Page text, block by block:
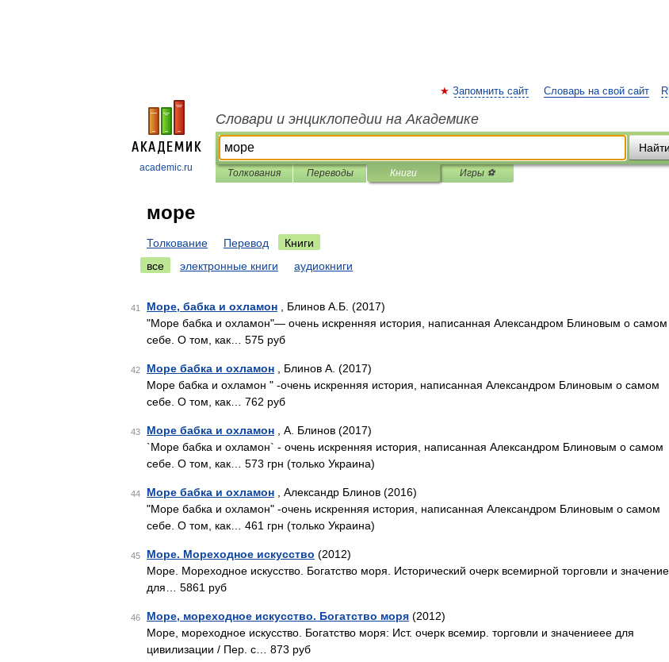
academic.ru
Запомнить сайт Словарь на свой сайт
Словари и энциклопедии на Академике
Толкования Переводы Книги Игры ⚽
море
Толкование Перевод
Книги
все
электронные книги аудиокниги
41 Море, бабка и охламон , Блинов А.Б. (2017)
"Море бабка и охламон"— очень искренняя история, написанная Александром Блиновым о самом
себе. О том, как… 575 руб
42 Море бабка и охламон , Блинов А. (2017)
Море бабка и охламон " -очень искренняя история, написанная Александром Блиновым о самом
себе. О том, как… 762 руб
43 Море бабка и охламон , А. Блинов (2017)
`Море бабка и охламон` - очень искренняя история, написанная Александром Блиновым о самом
себе. О том, как… 573 грн (только Украина)
44 Море бабка и охламон , Александр Блинов (2016)
"Море бабка и охламон" -очень искренняя история, написанная Александром Блиновым о самом
себе. О том, как… 461 грн (только Украина)
45 Море. Мореходное искусство (2012)
Море. Мореходное искусство. Богатство моря. Исторический очерк всемирной торговли и
для… 5861 руб
46 Море, мореходное искусство. Богатство моря (2012)
Море, мореходное искусство. Богатство моря: Ист. очерк всемир. торговли и значениеее для
цивилизации / Пер. с… 873 руб